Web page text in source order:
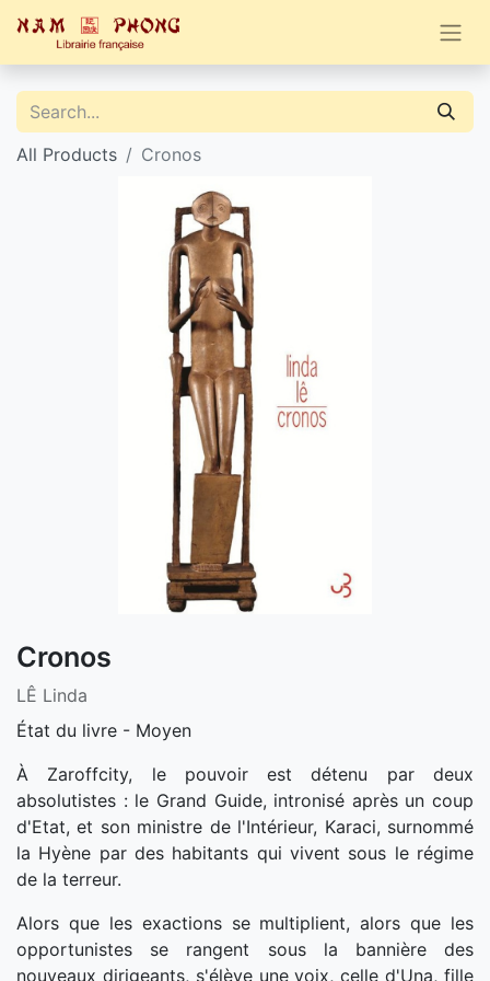
All Products Cronos
Cronos
LÊ Linda
État du livre - Moyen
À Zaroffcity, le pouvoir est détenu par deux
absolutistes : le Grand Guide, intronisé après un coup
d'Etat, et son ministre de l'Intérieur, Karaci, surnommé
la Hyène par des habitants qui vivent sous le régime
de la terreur.
Alors que les exactions se multiplient, alors que les
opportunistes se rangent sous la bannière des
nouveaux dirigeants, s'élève une voix, celle d'Una, fille